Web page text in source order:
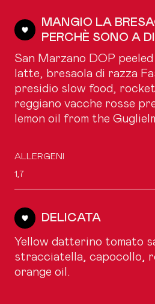
MANGIO LA
PERCHÈ SONO A
San Marzano DOP
latte, bresaola di razza
presidio slow food,
reggiano vacche rosse
lemon oil from the
ALLERGENI
1,7
DELICATA
Yellow datterino tomato
stracciatella, capocollo,
orange oil.